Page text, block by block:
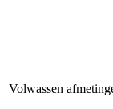
Volwassen